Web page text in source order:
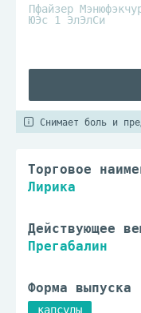
Пфайзер
ЮЭс 1 ЭлЭлСи
Снимает боль и
Торговое
Лирика
Действующее
Прегабалин
Форма выпуска
капсулы